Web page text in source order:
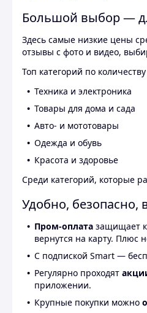
Большой выбор —
Здесь самые низкие цены
отзывы с фото и видео,
Топ категорий по количеству
Техника и электроника
Товары для дома и сада
Авто- и мототовары
Одежда и обувь
Красота и здоровье
Среди категорий, которые
Удобно, безопасно,
Пром-оплата защищает
вернутся на карту. Плюс
С подпиской Smart —
Регулярно проходят
приложении.
Крупные покупки можно